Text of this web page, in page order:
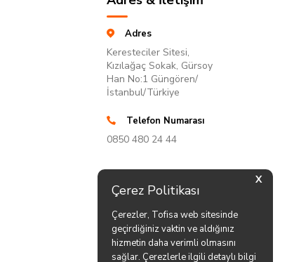
X
Çerez Politikası
Çerezler, Tofisa web sitesinde
geçirdiğiniz vaktin ve aldığınız
hizmetin daha verimli olmasını
sağlar. Çerezlerle ilgili detaylı bilgi
Adres
Keresteciler Sitesi,
Kızılağaç Sokak, Gürsoy
Han No:1 Güngören/
İstanbul/Türkiye
Telefon Numarası
0850 480 24 44